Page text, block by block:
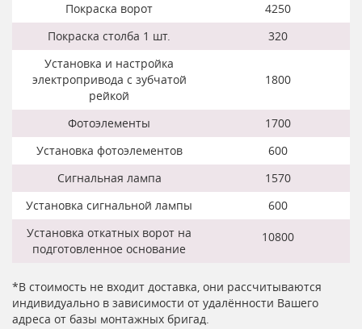
Покраска ворот
4250
Покраска столба 1 шт.
320
Установка и настройка
электропривода с зубчатой
рейкой
1800
Фотоэлементы
1700
Установка фотоэлементов
600
Сигнальная лампа
1570
Установка сигнальной лампы
600
Установка откатных ворот на
подготовленное основание
10800
*В стоимость не входит доставка, они рассчитываются
индивидуально в зависимости от удалённости Вашего
адреса от базы монтажных бригад.